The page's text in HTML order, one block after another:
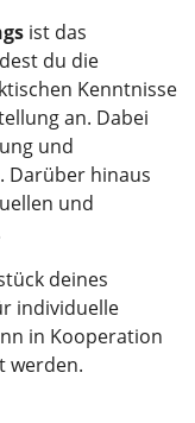
ist das
du die
Kenntnisse
an. Dabei
und
Darüber hinaus
und
deines
individuelle
in Kooperation
werden.